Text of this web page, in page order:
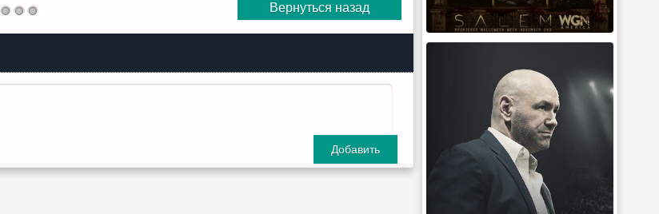
Вернуться назад
Добавить